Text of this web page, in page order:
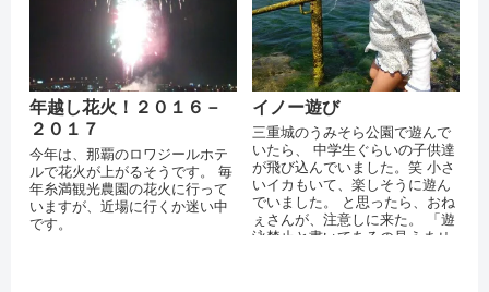
年越し花火！２０１６－
２０１７
今年は、那覇のロワジールホテ
ルで花火が上がるそうです。 毎
年糸満観光農園の花火に行って
いますが、近場に行くか迷い中
です。
イノー遊び
三重城のうみそら公園で遊んで
いたら、 中学生ぐらいの子供達
が飛び込んでいました。笑 小さ
いイカもいて、楽しそうに遊ん
でいました。 と思ったら、おね
ぇさんが、注意しに来た。 「遊
泳禁止と書いてあるの見えませ